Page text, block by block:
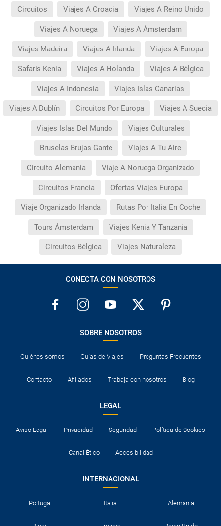
Circuitos Viajes A Croacia Viajes A Reino Unido
Viajes A Noruega Viajes A Ámsterdam
Viajes Madeira Viajes A Irlanda Viajes A Europa
Safaris Kenia Viajes A Holanda Viajes A Bélgica
Viajes A Indonesia Viajes Islas Canarias
Viajes A Dublín Circuitos Por Europa Viajes A Suecia
Viajes Islas Del Mundo Viajes Culturales
Bruselas Brujas Gante Viajes A Tu Aire
Circuito Alemania Viaje A Noruega Organizado
Circuitos Francia Ofertas Viajes Europa
Viaje Organizado Irlanda Rutas Por Italia En Coche
Tours Ámsterdam Viajes Kenia Y Tanzania
Circuitos Bélgica Viajes Naturaleza
CONECTA CON NOSOTROS
SOBRE NOSOTROS
Quiénes somos Guías de Viajes Preguntas Frecuentes
Contacto Afiliados Trabaja con nosotros Blog
LEGAL
Aviso Legal Privacidad Seguridad Política de Cookies
Canal Ético Accesibilidad
INTERNACIONAL
Portugal Italia Alemania